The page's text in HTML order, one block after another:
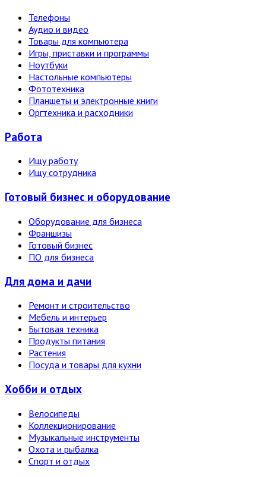
Телефоны
Аудио и видео
Товары для компьютера
Игры, приставки и программы
Ноутбуки
Настольные компьютеры
Фототехника
Планшеты и электронные книги
Оргтехника и расходники
Работа
Ищу работу
Ищу сотрудника
Готовый бизнес и оборудование
Оборудование для бизнеса
Франшизы
Готовый бизнес
ПО для бизнеса
Для дома и дачи
Ремонт и строительство
Мебель и интерьер
Бытовая техника
Продукты питания
Растения
Посуда и товары для кухни
Хобби и отдых
Велосипеды
Коллекционирование
Музыкальные инструменты
Охота и рыбалка
Спорт и отдых